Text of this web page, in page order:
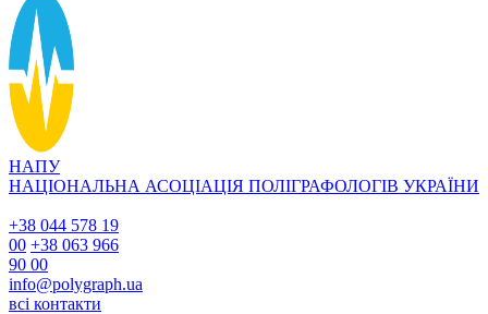
НАПУ
НАЦІОНАЛЬНА АСОЦІАЦІЯ ПОЛІГРАФОЛОГІВ УКРАЇНИ
+38 044 578 19
00 +38 063 966
90 00
info@polygraph.ua
всі контакти